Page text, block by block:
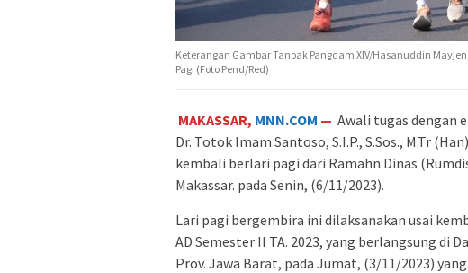
Keterangan Gambar Tanpak Pangdam XIV/Hasanuddin
Pagi (Foto Pend/Red)
MAKASSAR, MNN.COM — Awali tugas dengan
Dr. Totok Imam Santoso, S.I.P., S.Sos., M.Tr
kembali berlari pagi dari Ramahn Dinas
Makassar. pada Senin, (6/11/2023).
Lari pagi bergembira ini dilaksanakan usai
AD Semester II TA. 2023, yang berlangsung di
Prov. Jawa Barat, pada Jumat, (3/11/2023)